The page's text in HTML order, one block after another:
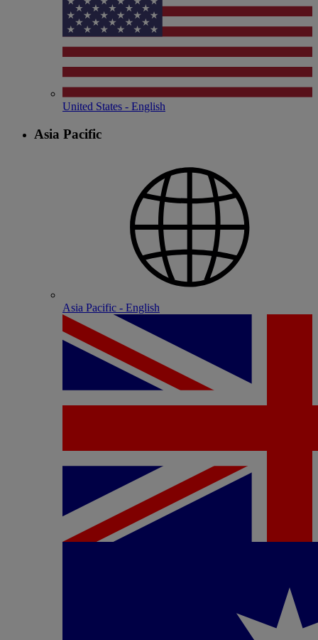
United States - English
Asia Pacific
Asia Pacific - English